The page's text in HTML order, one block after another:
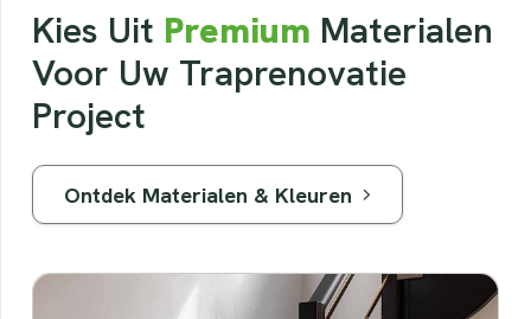
Kies Uit Premium Materialen
Voor Uw Traprenovatie
Project
Ontdek Materialen & Kleuren